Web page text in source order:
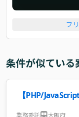
フ
条件が似ている
【PHP/
業務委託 大阪府